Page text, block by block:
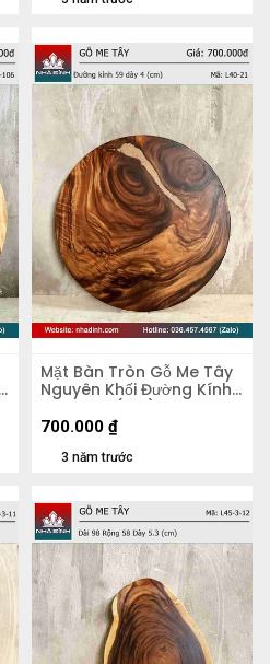
Mặt Bàn Tròn Gỗ Me Tây
Nguyên Khối Đường Kính
59 Dày 4 (cm)
3 năm trước
700.000 ₫